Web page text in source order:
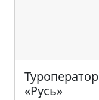
Туроператор
«Русь»